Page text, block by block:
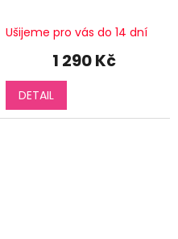
Ušijeme pro vás do 14 dní
1 290 Kč
DETAIL